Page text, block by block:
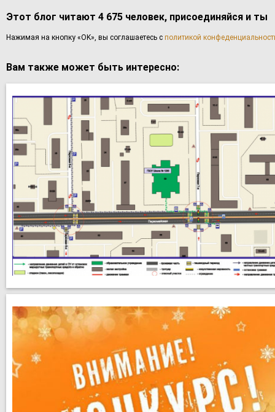
Этот блог читают 4 675 человек, присоединяйся и ты
Haжимaя нa кнoпку «OK», вы coглaшаетесь с политикой
Вам также может быть интересно: